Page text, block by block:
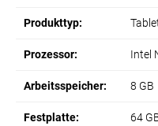
Produkttyp:
Prozessor: Intel
Arbeitsspeicher: 8 GB
Festplatte: 64